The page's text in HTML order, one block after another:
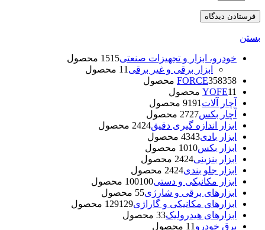
بستن
خودرو، ابزار و تجهیزات صنعتی 1515 محصول
ابزار برقی و غیر برقی
1 1 محصول
FORCE358358 محصول
YOFE11 محصول
آچار آلات
9191 محصول
آچار بکس
2727 محصول
ابزار اندازه گیری دقیق
2424 محصول
ابزار بادی
4343 محصول
ابزار بکس
1010 محصول
ابزار بنزینی
2424 محصول
ابزار جلو بندی
2424 محصول
ابزار مکانیکی و دستی
100100 محصول
ابزارهای برقی و شارژی 55 محصول
ابزارهای مکانیکی و گاراژی
129129 محصول
ابزارهای هیدرولیک 33 محصول
برق خودرو
1 1 محصول